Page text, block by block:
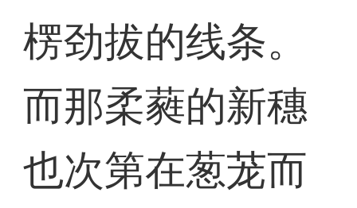
楞劲拔的线条。
而那柔蕤的新穗
也次第在葱茏而